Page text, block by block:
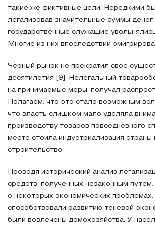
такие же фиктивные цели. Нередкими
легализовав значительные суммы денег,
государственные служащие
Многие из них впоследствии
Черный рынок не прекратил свое
десятилетия [9]. Нелегальный
на принимаемые меры, получал
Полагаем, что это стало возможным
что власть слишком мало уделяла
производству товаров повседневного
месте стоила индустриализация страны
строительство.
Проводя исторический анализ
средств, полученных незаконным путем,
о некоторых экономических проблемах,
способствовали развитию теневой
были вовлечены домохозяйства. У